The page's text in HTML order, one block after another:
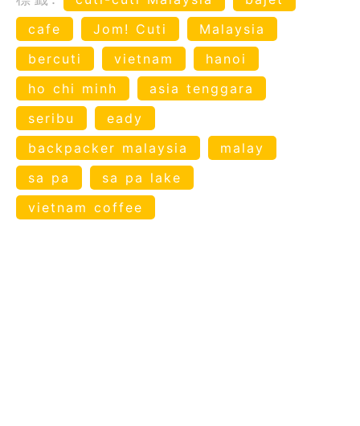
cafe
Jom! Cuti
Malaysia
bercuti
vietnam
hanoi
ho chi minh
asia tenggara
seribu
eady
backpacker malaysia
malay
sa pa
sa pa lake
vietnam coffee